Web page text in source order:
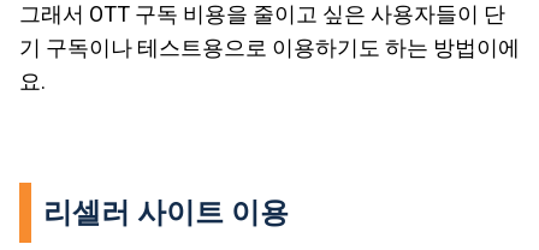
그래서 OTT 구독 비용을 줄이고 싶은 사용자들이 단
기 구독이나 테스트용으로 이용하기도 하는 방법이에
요.
리셀러 사이트 이용